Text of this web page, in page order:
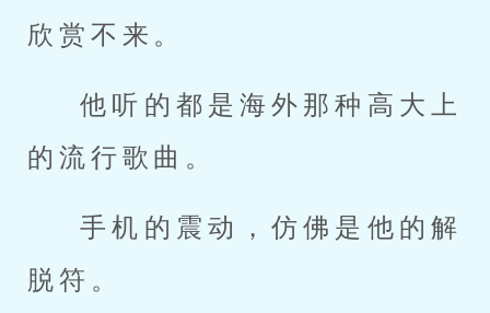
欣赏不来。
他听的都是海外那种高大上
的流行歌曲。
手机的震动，仿佛是他的解
脱符。